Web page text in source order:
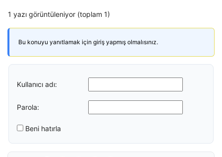
1 yazı görüntüleniyor (toplam 1)
Bu konuyu yanıtlamak için giriş yapmış olmalısınız.
Kullanıcı adı:
Parola:
Beni hatırla